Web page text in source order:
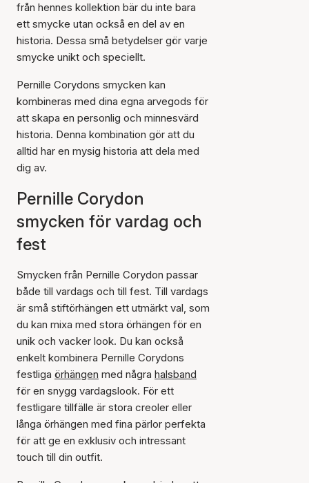
från hennes kollektion bär du inte bara
ett smycke utan också en del av en
historia. Dessa små betydelser gör varje
smycke unikt och speciellt.
Pernille Corydons smycken kan
kombineras med dina egna arvegods för
att skapa en personlig och minnesvärd
historia. Denna kombination gör att du
alltid har en mysig historia att dela med
dig av.
Pernille Corydon
smycken för vardag och
fest
Smycken från Pernille Corydon passar
både till vardags och till fest. Till vardags
är små stiftörhängen ett utmärkt val, som
du kan mixa med stora örhängen för en
unik och vacker look. Du kan också
enkelt kombinera Pernille Corydons
festliga örhängen med några halsband
för en snygg vardagslook. För ett
festligare tillfälle är stora creoler eller
långa örhängen med fina pärlor perfekta
för att ge en exklusiv och intressant
touch till din outfit.